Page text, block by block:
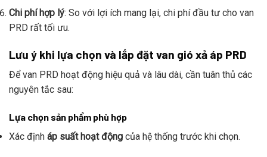
Chi phí hợp lý: So với lợi ích mang lại, chi phí đầu tư cho van
PRD rất tối ưu.
Lưu ý khi lựa chọn và lắp đặt van gió xả áp PRD
Để van PRD hoạt động hiệu quả và lâu dài, cần tuân thủ các
nguyên tắc sau:
Lựa chọn sản phẩm phù hợp
Xác định áp suất hoạt động của hệ thống trước khi chọn.